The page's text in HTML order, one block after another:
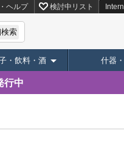
・仕入れサイト【スーパーデリバ
ヘルプ 検討中リスト
索
・飲料・酒 什器
行中